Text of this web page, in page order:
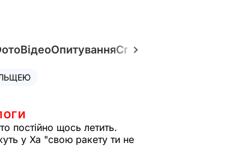
ВідеоОпитуванняСпецпроєкти
постійно щось летить.
у Ха "свою ракету ти не